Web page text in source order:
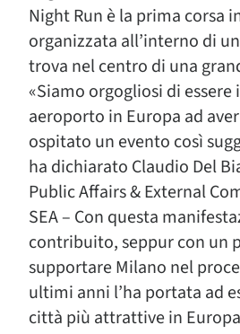
Night Run è la prima corsa
organizzata all’interno di
trova nel centro di una
«Siamo orgogliosi di
aeroporto in Europa ad
ospitato un evento così
ha dichiarato Claudio Del
Public Affairs & External
SEA – Con questa
contribuito, seppur con un
supportare Milano nel
ultimi anni l’ha portata ad
città più attrattive in